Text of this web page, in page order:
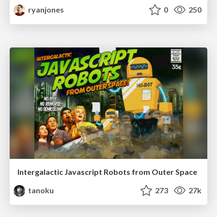
ryanjones
0 250
Intergalactic Javascript Robots from Outer Space
tanoku
273 27k